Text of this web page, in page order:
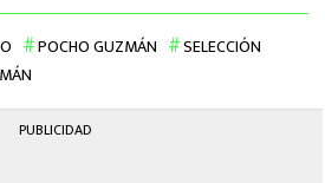
POCHO GUZMÁN
SELECCIÓN
PUBLICIDAD